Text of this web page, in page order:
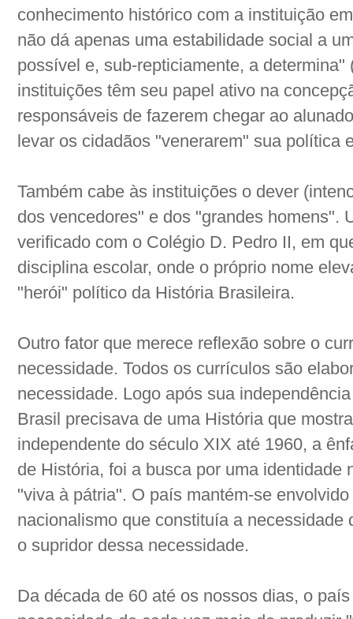
conhecimento histórico com a instituição
não dá apenas uma estabilidade social a
possível e, sub-repticiamente, a
instituições têm seu papel ativo na
responsáveis de fazerem chegar ao
levar os cidadãos "venerarem" sua política
Também cabe às instituições o dever
dos vencedores" e dos "grandes homens".
verificado com o Colégio D. Pedro II, em
disciplina escolar, onde o próprio nome
"herói" político da História Brasileira.
Outro fator que merece reflexão sobre o
necessidade. Todos os currículos são
necessidade. Logo após sua
Brasil precisava de uma História que
independente do século XIX até 1960, a
de História, foi a busca por uma identidade
"viva à pátria". O país mantém-se
nacionalismo que constituía a necessidade
o supridor dessa necessidade.
Da década de 60 até os nossos dias, o